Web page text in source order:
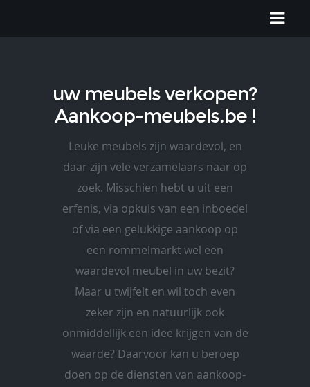
uw meubels verkopen?
Aankoop-meubels.be !
Leuke meubels zijn waardevol, en
daar zijn vele verzamelaars naar op
zoek. Misschien hebt u uit een
erfenis, via opkuis van een inboedel
of via een gelukkige aankoop op
een rommelmarkt wel een
waardevol meubel in uw bezit?
Maar u twijfelt en wil toch even
zeker zijn en natuurlijk ook
onmiddellijk een idee krijgen van de
waarde? Daarvoor kan u beroep
doen op de diensten van aankoop-